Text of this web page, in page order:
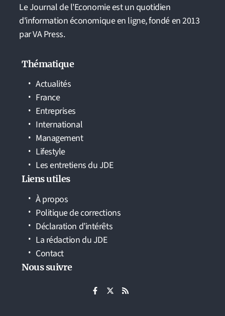
Le Journal de l'Economie est un quotidien
d'information économique en ligne, fondé en 2013
par VA Press.
Thématique
Actualités
France
Entreprises
International
Management
Lifestyle
Les entretiens du JDE
Liens utiles
À propos
Politique de corrections
Déclaration d’intérêts
La rédaction du JDE
Contact
Nous suivre